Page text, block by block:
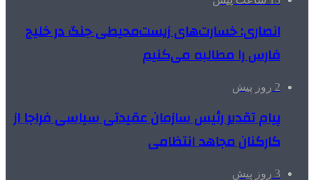
انصاری: خسارت‌های زیست‌محیطی جنگ در خلیج
فارس را مطالبه‌ می‌کنیم
2 روز پیش
پیام تقدیر رئیس سازمان عقیدتی سیاسی فراجا از
کارکنان مجاهد انتظامی
3 روز پیش